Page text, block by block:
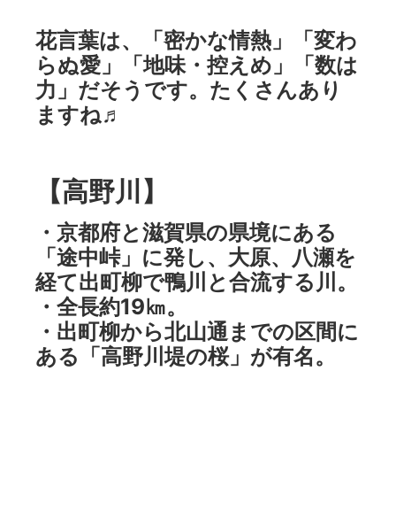
花言葉は、「密かな情熱」「変わ
らぬ愛」「地味・控えめ」「数は
力」だそうです。たくさんあり
ますね♬
【高野川】
・京都府と滋賀県の県境にある
「途中峠」に発し、大原、八瀬を
経て出町柳で鴨川と合流する川。
・全長約19㎞。
・出町柳から北山通までの区間に
ある「高野川堤の桜」が有名。